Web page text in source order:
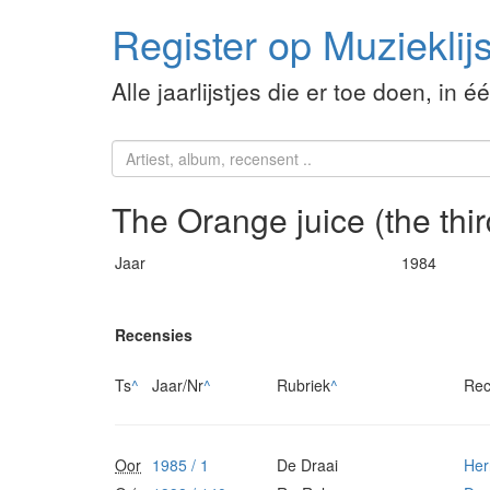
Register op
Alle jaarlijstjes die er toe doen, in
The Orange juice (the
Jaar 1984
Recensies
Ts^ Jaar/Nr^ Rubriek^
Oor 1985 / 1 De Draai